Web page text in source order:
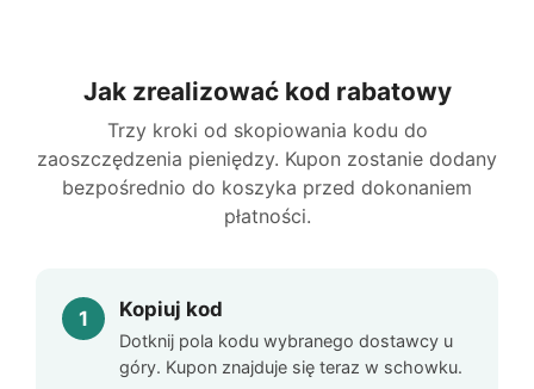
Jak zrealizować kod rabatowy
Trzy kroki od skopiowania kodu do
zaoszczędzenia pieniędzy. Kupon zostanie dodany
bezpośrednio do koszyka przed dokonaniem
płatności.
Kopiuj kod
Dotknij pola kodu wybranego dostawcy u
góry. Kupon znajduje się teraz w schowku.